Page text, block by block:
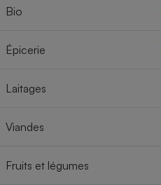
Bio
Épicerie
Laitages
Viandes
Fruits et légumes